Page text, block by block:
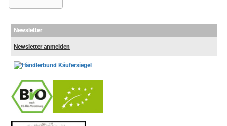
Newsletter
Newsletter anmelden